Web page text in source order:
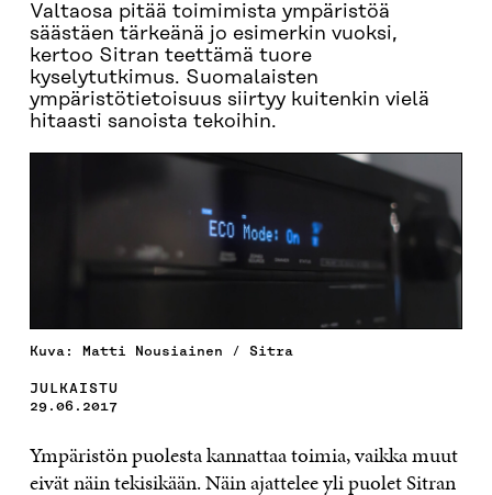
Valtaosa pitää toimimista ympäristöä
säästäen tärkeänä jo esimerkin vuoksi,
kertoo Sitran teettämä tuore
kyselytutkimus. Suomalaisten
ympäristötietoisuus siirtyy kuitenkin vielä
hitaasti sanoista tekoihin.
Kuva: Matti Nousiainen / Sitra
JULKAISTU
29.06.2017
Ympäristön puolesta kannattaa toimia, vaikka muut
eivät näin tekisikään. Näin ajattelee yli puolet Sitran